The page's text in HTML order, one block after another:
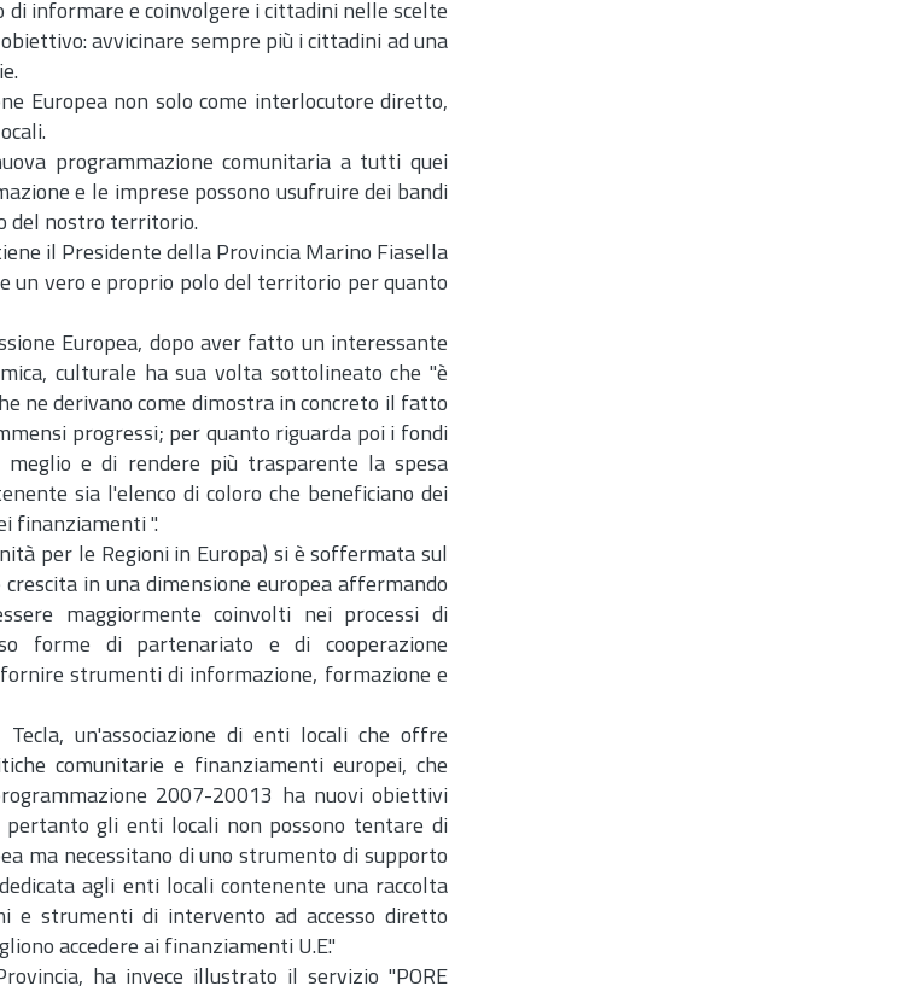
di informare e coinvolgere i cittadini nelle scelte
avvicinare sempre più i cittadini ad una
Europea non solo come interlocutore diretto,
programmazione comunitaria a tutti quei
e le imprese possono usufruire dei bandi
del nostro territorio.
il Presidente della Provincia Marino Fiasella
un vero e proprio polo del territorio per quanto
Europea, dopo aver fatto un interessante
culturale ha sua volta sottolineato che "è
ne derivano come dimostra in concreto il fatto
progressi; per quanto riguarda poi i fondi
e di rendere più trasparente la spesa
sia l'elenco di coloro che beneficiano dei
finanziamenti ".
per le Regioni in Europa) si è soffermata sul
in una dimensione europea affermando
maggiormente coinvolti nei processi di
forme di partenariato e di cooperazione
strumenti di informazione, formazione e
un'associazione di enti locali che offre
comunitarie e finanziamenti europei, che
2007-20013 ha nuovi obiettivi
gli enti locali non possono tentare di
ma necessitano di uno strumento di supporto
agli enti locali contenente una raccolta
e strumenti di intervento ad accesso diretto
accedere ai finanziamenti U.E."
ha invece illustrato il servizio "PORE